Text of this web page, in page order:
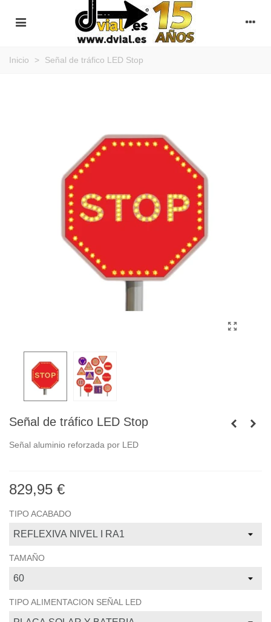
Inicio > Señal de tráfico LED Stop
Señal de tráfico LED Stop
Señal aluminio reforzada por LED
829,95 €
TIPO ACABADO
TAMAÑO
TIPO ALIMENTACION SEÑAL LED